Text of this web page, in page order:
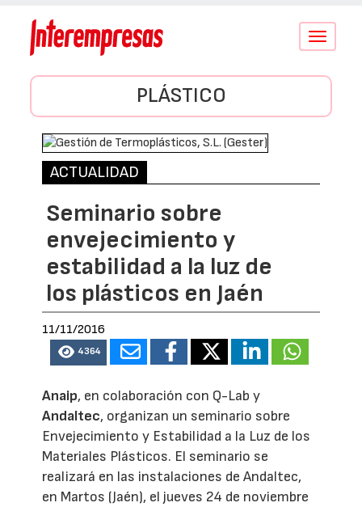
Conmutar
PLÁSTICO
ACTUALIDAD
Seminario sobre
envejecimiento y
estabilidad a la luz de
los plásticos en Jaén
11/11/2016
4364
Anaip, en colaboración con Q-Lab y
Andaltec, organizan un seminario sobre
Envejecimiento y Estabilidad a la Luz de los
Materiales Plásticos. El seminario se
realizará en las instalaciones de Andaltec,
en Martos (Jaén), el jueves 24 de noviembre